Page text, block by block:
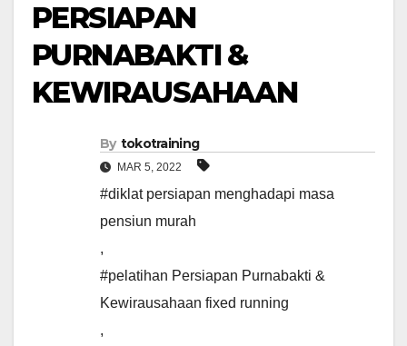
PERSIAPAN
PURNABAKTI &
KEWIRAUSAHAAN
By tokotraining
MAR 5, 2022
#diklat persiapan menghadapi masa
pensiun murah
,
#pelatihan Persiapan Purnabakti &
Kewirausahaan fixed running
,